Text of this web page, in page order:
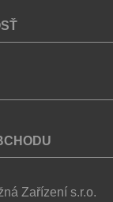
Zařízení s.r.o.